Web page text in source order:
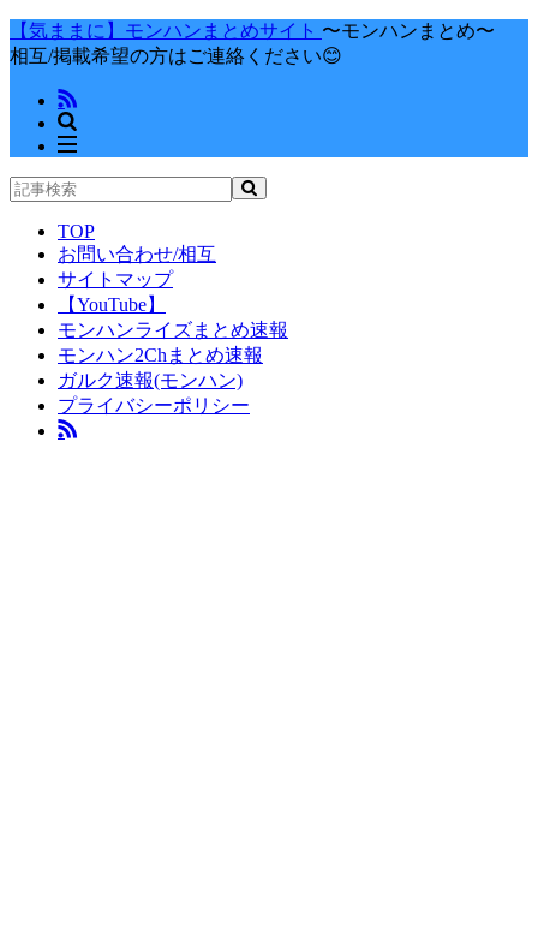
【気ままに】モンハンまとめサイト 〜モンハンまとめ〜
相互/掲載希望の方はご連絡ください😊
TOP
お問い合わせ/相互
サイトマップ
【YouTube】
モンハンライズまとめ速報
モンハン2Chまとめ速報
ガルク速報(モンハン)
プライバシーポリシー